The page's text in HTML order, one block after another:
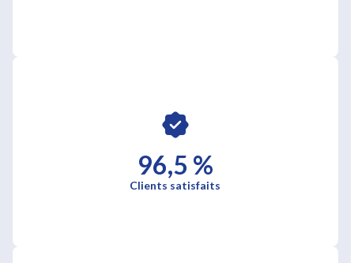
96,5 %
Clients satisfaits